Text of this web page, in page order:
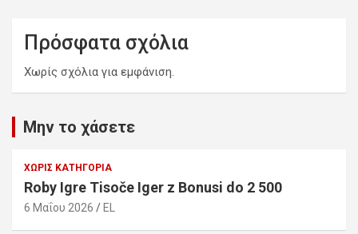
Πρόσφατα σχόλια
Χωρίς σχόλια για εμφάνιση.
Μην το χάσετε
ΧΩΡΊΣ ΚΑΤΗΓΟΡΊΑ
Roby Igre Tisoče Iger z Bonusi do 2 500
6 Μαΐου 2026 EL